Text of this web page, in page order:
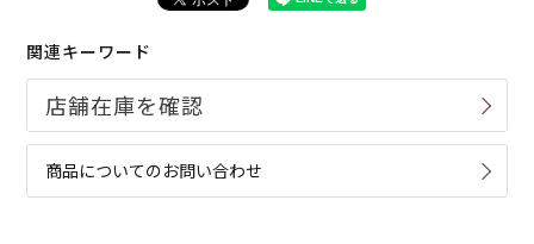
関連キーワード
商品についてのお問い合わせ